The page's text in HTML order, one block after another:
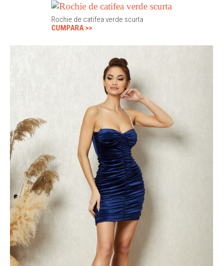
Rochie de catifea verde scurta
CUMPARA >>